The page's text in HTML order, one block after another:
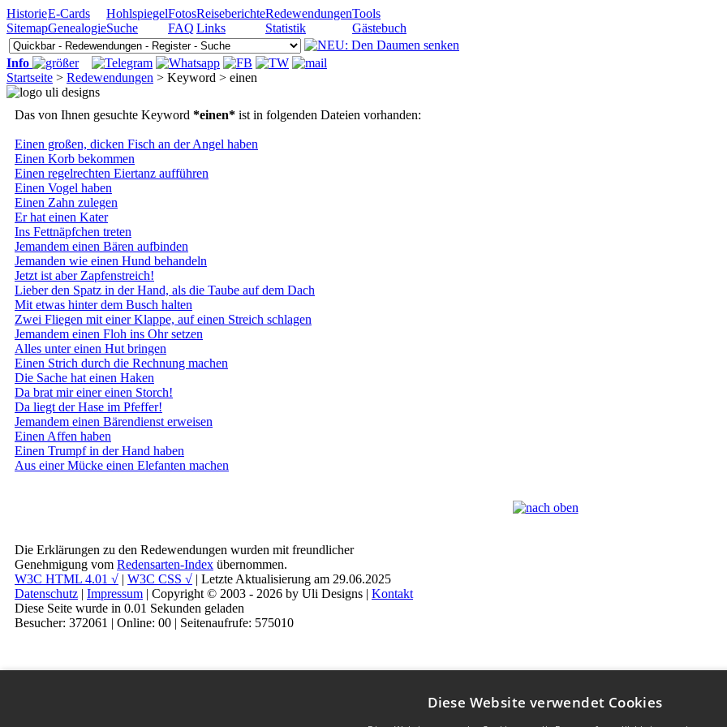
HistorieE-Cards HohlspiegelFotosReiseberichteRedewendungenTools
SitemapGenealogieSuche FAQ Links Statistik Gästebuch
Info
Startseite > Redewendungen > Keyword > einen
Das von Ihnen gesuchte Keyword *einen* ist in folgenden Dateien vorhanden:
Einen großen, dicken Fisch an der Angel haben
Einen Korb bekommen
Einen regelrechten Eiertanz aufführen
Einen Vogel haben
Einen Zahn zulegen
Er hat einen Kater
Ins Fettnäpfchen treten
Jemandem einen Bären aufbinden
Jemanden wie einen Hund behandeln
Jetzt ist aber Zapfenstreich!
Lieber den Spatz in der Hand, als die Taube auf dem Dach
Mit etwas hinter dem Busch halten
Zwei Fliegen mit einer Klappe, auf einen Streich schlagen
Jemandem einen Floh ins Ohr setzen
Alles unter einen Hut bringen
Einen Strich durch die Rechnung machen
Die Sache hat einen Haken
Da brat mir einer einen Storch!
Da liegt der Hase im Pfeffer!
Jemandem einen Bärendienst erweisen
Einen Affen haben
Einen Trumpf in der Hand haben
Aus einer Mücke einen Elefanten machen
Die Erklärungen zu den Redewendungen wurden mit freundlicher
Genehmigung vom Redensarten-Index übernommen.
W3C HTML 4.01 √ | W3C CSS √ | Letzte Aktualisierung am 29.06.2025
Datenschutz | Impressum | Copyright © 2003 - 2026 by Uli Designs | Kontakt
Diese Seite wurde in 0.01 Sekunden geladen
Besucher: 372061 | Online: 00 | Seitenaufrufe: 575010
Diese Website verwendet Cookies